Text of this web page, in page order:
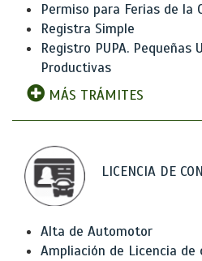
Permiso para Ferias de la
Registra Simple
Registro PUPA. Pequeñas
Productivas
MÁS TRÁMITES
LICENCIA DE
Alta de Automotor
Ampliación de Licencia de